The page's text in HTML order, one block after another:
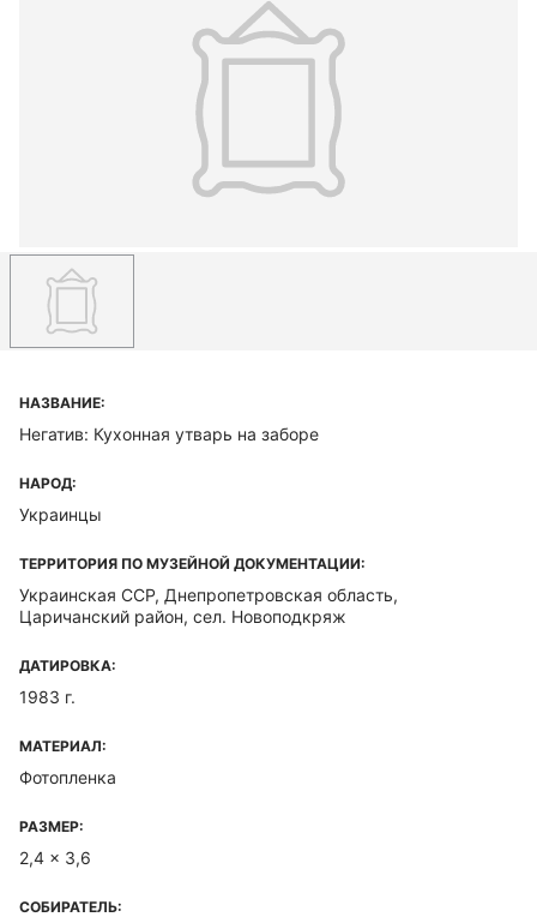
НАЗВАНИЕ:
Негатив: Кухонная утварь на заборе
НАРОД:
Украинцы
ТЕРРИТОРИЯ ПО МУЗЕЙНОЙ ДОКУМЕНТАЦИИ:
Украинская ССР, Днепропетровская область,
Царичанский район, сел. Новоподкряж
ДАТИРОВКА:
1983 г.
МАТЕРИАЛ:
Фотопленка
РАЗМЕР:
2,4 x 3,6
СОБИРАТЕЛЬ: